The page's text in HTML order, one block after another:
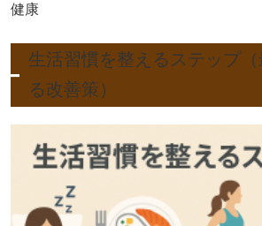
健康
生活習慣を整えるステップ
る改善策）